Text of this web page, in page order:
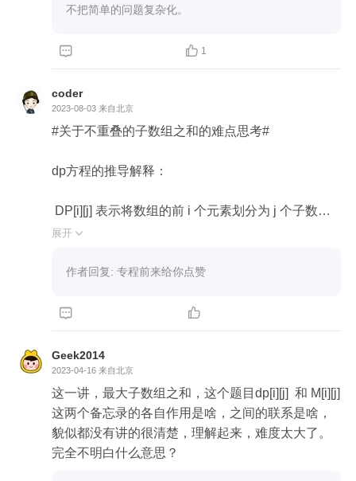
ms[i])
    return ans
时间复杂度的话，目前已经是O(n)了。不过注意到
代码中max()、min()两个函数的参数是相同的，本质
上是做了重复计算，所以是否能用排序来代替..
不把简单的问题复杂化。
  1
coder
2023-08-03 来自北京
#关于不重叠的子数组之和的难点思考#
dp方程的推导解释：
DP[i][j] 表示将数组的前 i 个元素划分为 j 个子数组
时的最优解。
状态初始化：
[0] 进行初始化。这里进行了相同的操作。对于两个
[0][j] 和 DP[i][0] 进行初始化，并且用来做dp状态推
导的边界。这样造成了 DP[i][j] 中的 i 的取值范围比n
ums的长度 n 多1，所以推导过程中的 DP[i][j] 实际
上对应着 nums[i-1] 。
(2) DP[i][j] 中，当 i === j 的时候，意味着数组中每
一个元素都组成一个子数组，最终导致 DP[i][j] 的结
展开 
作者回复: 专程前来给你点赞
 
Geek2014
2023-04-16 来自北京
这一讲，最大子数组之和，这个题目dp[i][j]  和 M[i][j]
这两个备忘录的各自作用是啥，之间的联系是啥，
貌似都没有讲的很清楚，理解起来，难度太大了。